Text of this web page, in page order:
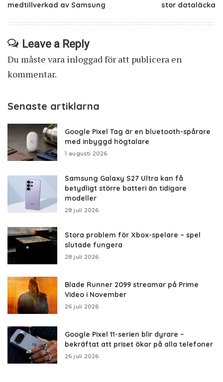
medtillverkad av Samsung
stor dataläcka
Leave a Reply
Du måste vara inloggadför att publicera en
kommentar.
Senaste artiklarna
Google Pixel Tag är en bluetooth-spårare
med inbyggd högtalare
1 augusti 2026
Samsung Galaxy S27 Ultra kan få
betydligt större batteri än tidigare
modeller
28 juli 2026
Stora problem för Xbox-spelare – spel
slutade fungera
28 juli 2026
Blade Runner 2099 streamar på Prime
Video i November
26 juli 2026
Google Pixel 11-serien blir dyrare –
bekräftat att priset ökar på alla telefoner
26 juli 2026